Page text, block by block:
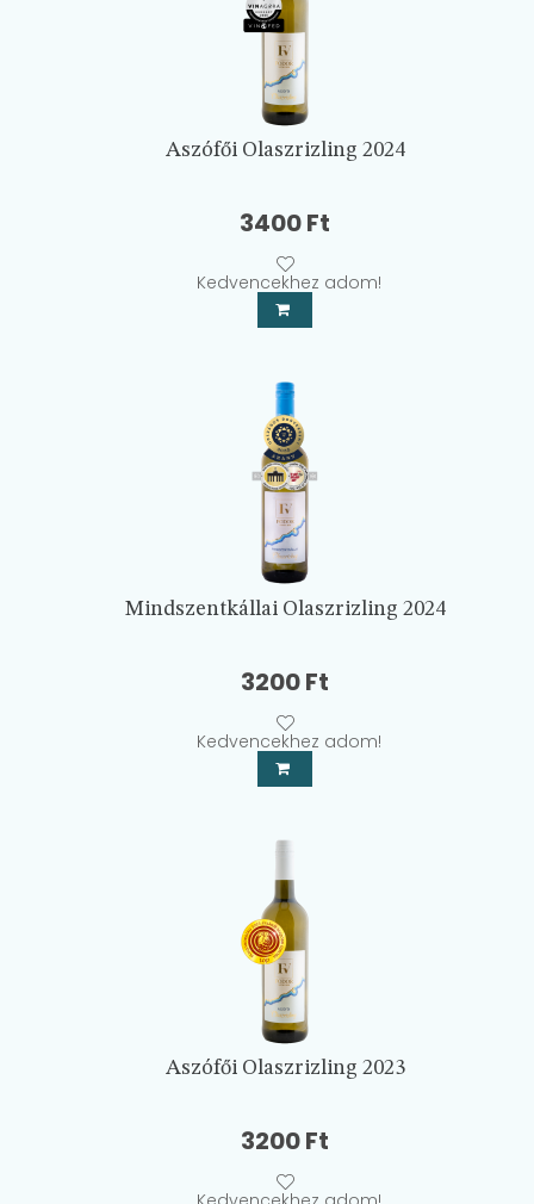
Aszófői Olaszrizling 2024
3400Ft
Kedvencekhez adom!
Mindszentkállai Olaszrizling 2024
3200Ft
Kedvencekhez adom!
Aszófői Olaszrizling 2023
3200Ft